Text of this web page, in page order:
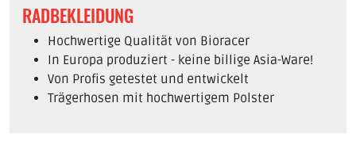
RADBEKLEIDUNG
Hochwertige Qualität von Bioracer
In Europa produziert - keine billige Asia-Ware!
Von Profis getestet und entwickelt
Trägerhosen mit hochwertigem Polster